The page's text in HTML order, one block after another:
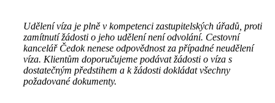
Udělení víza je plně v kompetenci zastupitelských úřadů, proti
zamítnutí žádosti o jeho udělení není odvolání. Cestovní
kancelář Čedok nenese odpovědnost za případné neudělení
víza. Klientům doporučujeme podávat žádosti o víza s
dostatečným předstihem a k žádosti dokládat všechny
požadované dokumenty.